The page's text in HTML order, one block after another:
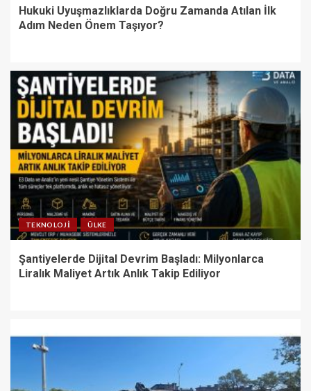
Hukuki Uyuşmazlıklarda Doğru Zamanda Atılan İlk
Adım Neden Önem Taşıyor?
TEKNOLOJI ÜLKE
Şantiyelerde Dijital Devrim Başladı: Milyonlarca
Liralık Maliyet Artık Anlık Takip Ediliyor